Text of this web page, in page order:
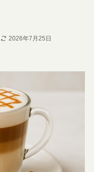
2026年7月25日